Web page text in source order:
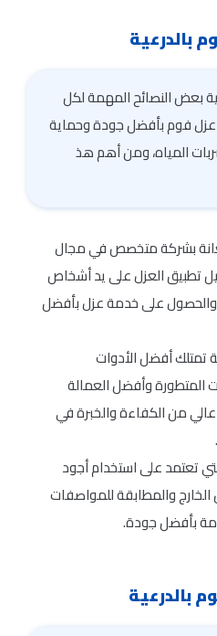
بالدرعية
بعض النصائح المهمة لكل
فوم بأفضل جودة وحماية
المياه، ومن أهم هذ
بشركة متخصص في مجال
تطبيق العزل على يد أشخاص
على خدمة عزل بأفضل
تمتلك أفضل الأدوات
المتطورة وأفضل العمالة
من الكفاءة والخبرة في
تعتمد على استخدام أجود
والمطابقة للمواصفات
بأفضل جودة.
بالدرعية